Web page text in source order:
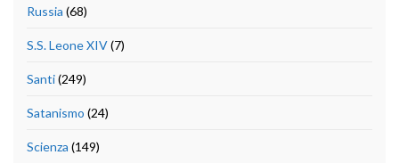
Russia (68)
S.S. Leone XIV(7)
Santi(249)
Satanismo (24)
Scienza (149)